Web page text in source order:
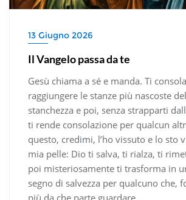
13 Giugno 2026
Il Vangelo passa da te
Gesù chiama a sé e manda. Ti
raggiungere le stanze più nascoste
stanchezza e poi, senza strapparti
ti rende consolazione per qualcun
questo, credimi, l’ho vissuto e lo sto
mia pelle: Dio ti salva, ti rialza, ti
poi misteriosamente ti trasforma in
segno di salvezza per qualcuno che,